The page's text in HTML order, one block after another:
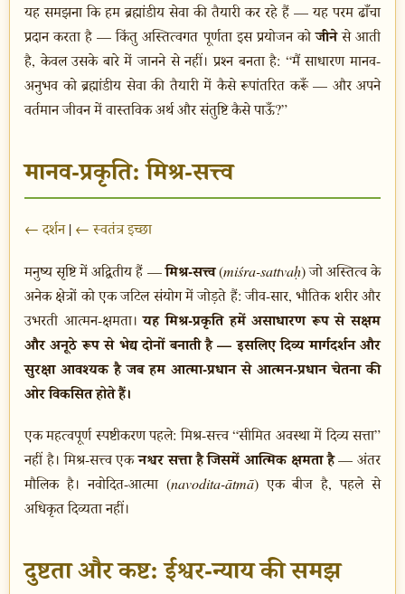
यह समझना कि हम ब्रह्मांडीय सेवा की तैयारी कर रहे हैं — यह परम ढाँचा
प्रदान करता है — किंतु अस्तित्वगत पूर्णता इस प्रयोजन कोजीनेसे आती
है, केवल उसके बारे में जानने से नहीं। प्रश्न बनता है: “मैं साधारण मानव-
अनुभव को ब्रह्मांडीय सेवा की तैयारी में कैसे रूपांतरित करूँ — और अपने
वर्तमान जीवन में वास्तविक अर्थ और संतुष्टि कैसे पाऊँ?”
मानव-प्रकृति: मिश्र-सत्त्व
← दर्शन| ← स्वतंत्र इच्छा
मनुष्य सृष्टि में अद्वितीय हैं —मिश्र-सत्त्व(miśra-sattvaḥ) जो अस्तित्व के
अनेक क्षेत्रों को एक जटिल संयोग में जोड़ते हैं: जीव-सार, भौतिक शरीर और
उभरती आत्मन-क्षमता।यह मिश्र-प्रकृति हमें असाधारण रूप से सक्षम
और अनूठे रूप से भेद्य दोनों बनाती है — इसलिए दिव्य मार्गदर्शन और
सुरक्षा आवश्यक है जब हम आत्मा-प्रधान से आत्मन-प्रधान चेतना की
ओर विकसित होते हैं।
एक महत्वपूर्ण स्पष्टीकरण पहले: मिश्र-सत्त्व “सीमित अवस्था में दिव्य सत्ता”
नहीं है। मिश्र-सत्त्व एकनश्वर सत्ता है जिसमें आत्मिक क्षमता है— अंतर
मौलिक है। नवोदित-आत्मा (navodita-ātmā) एक बीज है, पहले से
अधिकृत दिव्यता नहीं।
दुष्टता और कष्ट: ईश्वर-न्याय की समझ